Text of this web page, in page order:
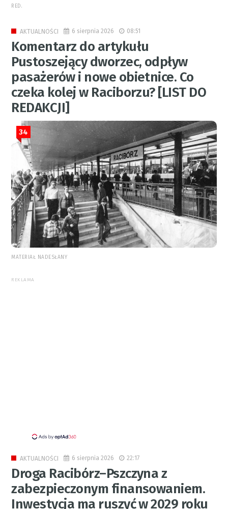
RED.
AKTUALNOŚCI 6 sierpnia 2026 08:51
Komentarz do artykułu
Pustoszejący dworzec, odpływ
pasażerów i nowe obietnice. Co
czeka kolej w Raciborzu? [LIST DO
REDAKCJI]
34
MATERIAŁ NADESŁANY
REKLAMA
AKTUALNOŚCI 6 sierpnia 2026 22:17
Droga Racibórz–Pszczyna z
zabezpieczonym finansowaniem.
Inwestycja ma ruszyć w 2029 roku